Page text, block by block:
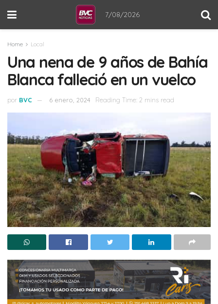
7/08/2026
Home Local
Una nena de 9 años de Bahía
Blanca falleció en un vuelco
por BVC 6 enero, 2024 Reading Time: 2 mins read